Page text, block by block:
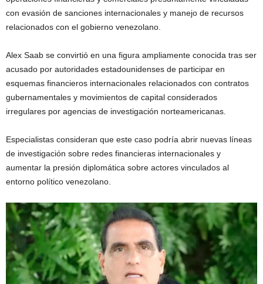
con evasión de sanciones internacionales y manejo de recursos
relacionados con el gobierno venezolano.
Alex Saab se convirtió en una figura ampliamente conocida tras ser
acusado por autoridades estadounidenses de participar en
esquemas financieros internacionales relacionados con contratos
gubernamentales y movimientos de capital considerados
irregulares por agencias de investigación norteamericanas.
Especialistas consideran que este caso podría abrir nuevas líneas
de investigación sobre redes financieras internacionales y
aumentar la presión diplomática sobre actores vinculados al
entorno político venezolano.